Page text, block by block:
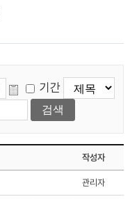
기간
작성자
관리자